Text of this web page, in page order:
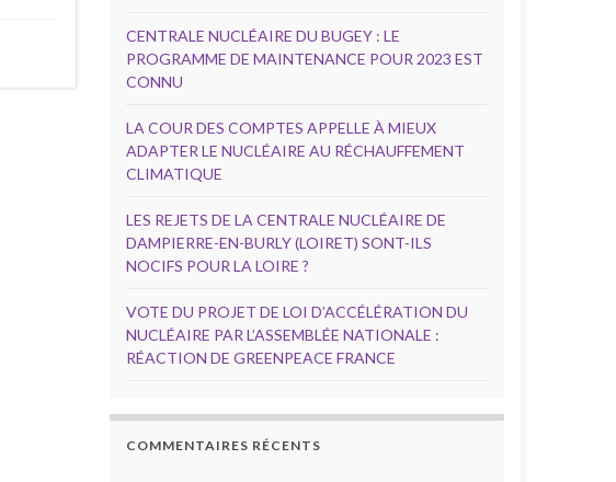
CENTRALE NUCLÉAIRE DU BUGEY : LE
PROGRAMME DE MAINTENANCE POUR 2023 EST
CONNU
LA COUR DES COMPTES APPELLE À MIEUX
ADAPTER LE NUCLÉAIRE AU RÉCHAUFFEMENT
CLIMATIQUE
LES REJETS DE LA CENTRALE NUCLÉAIRE DE
DAMPIERRE-EN-BURLY (LOIRET) SONT-ILS
NOCIFS POUR LA LOIRE ?
VOTE DU PROJET DE LOI D’ACCÉLÉRATION DU
NUCLÉAIRE PAR L’ASSEMBLÉE NATIONALE :
RÉACTION DE GREENPEACE FRANCE
COMMENTAIRES RÉCENTS